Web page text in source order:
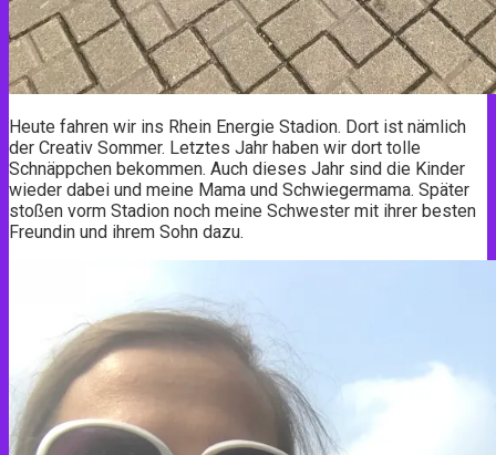
Heute fahren wir ins Rhein Energie Stadion. Dort ist nämlich
der Creativ Sommer. Letztes Jahr haben wir dort tolle
Schnäppchen bekommen. Auch dieses Jahr sind die Kinder
wieder dabei und meine Mama und Schwiegermama. Später
stoßen vorm Stadion noch meine Schwester mit ihrer besten
Freundin und ihrem Sohn dazu.